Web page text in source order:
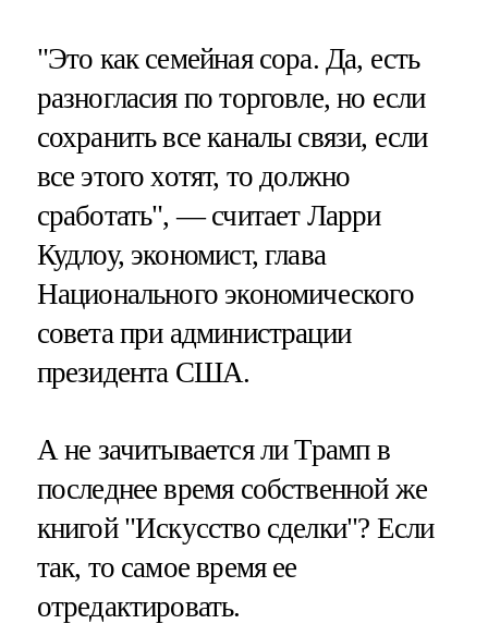
"Это как семейная сора. Да, есть
разногласия по торговле, но если
сохранить все каналы связи, если
все этого хотят, то должно
сработать", — считает Ларри
Кудлоу, экономист, глава
Национального экономического
совета при администрации
президента США.
А не зачитывается ли Трамп в
последнее время собственной же
книгой "Искусство сделки"? Если
так, то самое время ее
отредактировать.